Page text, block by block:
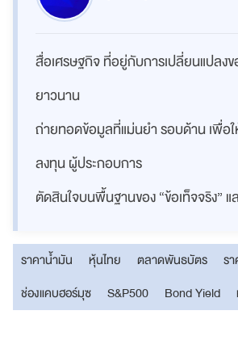
สื่อเศรษฐกิจ ที่อยู่กับการเปลี่ยนแปลงข
ยาวนาน
ถ่ายทอดข้อมูลที่แม่นยำ รอบด้าน เพื่อ
ลงทุน ผู้ประกอบการ
ตัดสินใจบนพื้นฐานของ “ข้อเท็จจริง” แ
ราคาน้ำมัน หุ้นไทย ตลาดพันธบัตร
ร
ช่องแคบฮอร์มุซ
S&P500 Bond Yield